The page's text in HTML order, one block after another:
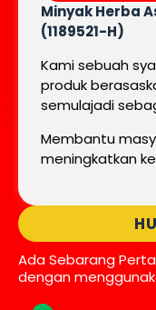
Minyak Herba
(1189521-H)
Kami sebuah
produk
semulajadi
Membantu
meningkatkan
Ada Sebarang
dengan